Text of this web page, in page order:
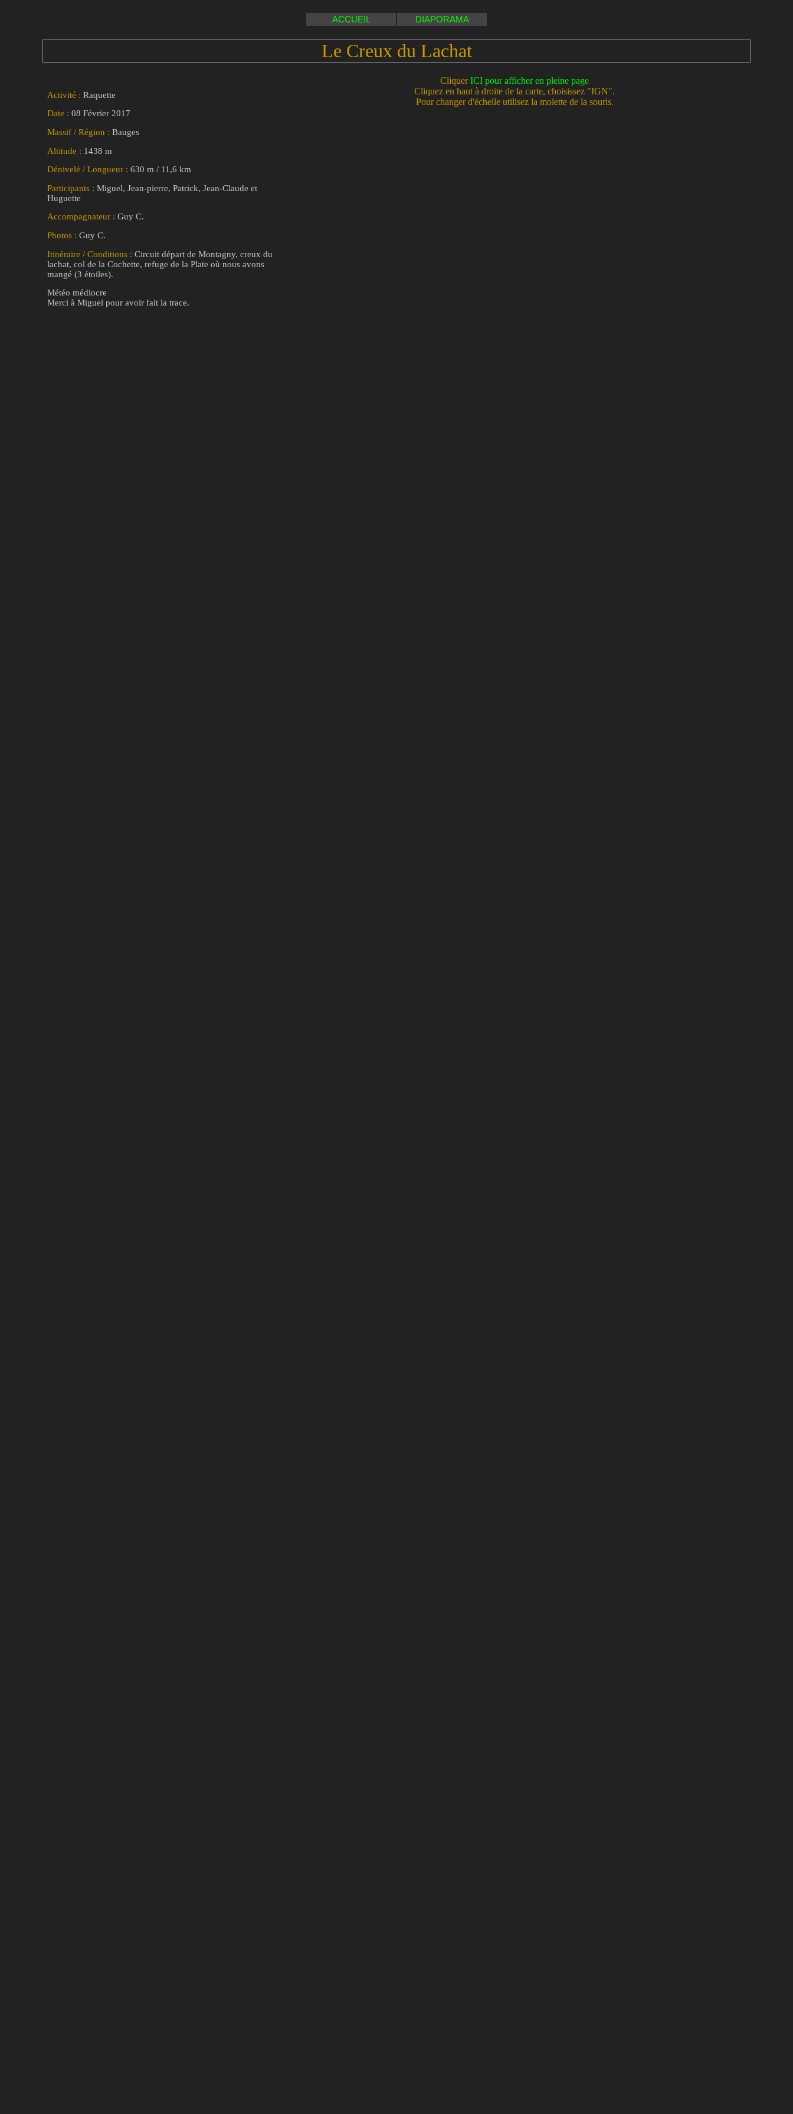
ACCUEIL DIAPORAMA
Le Creux du Lachat
CliquerICI pour afficher en pleine page
Cliquez en haut à droite de la carte, choisissez "IGN".
Pour changer d'échelle utilisez la molette de la souris.
Activité : Raquette
Date : 08 Février 2017
Massif / Région : Bauges
Altitude : 1438 m
Dénivelé / Longueur : 630 m / 11,6 km
Participants : Miguel, Jean-pierre, Patrick, Jean-Claude et
Huguette
Accompagnateur : Guy C.
Photos : Guy C.
Itinéraire / Conditions : Circuit départ de Montagny, creux du
lachat, col de la Cochette, refuge de la Plate où nous avons
mangé (3 étoiles).
Météo médiocre
Merci à Miguel pour avoir fait la trace.